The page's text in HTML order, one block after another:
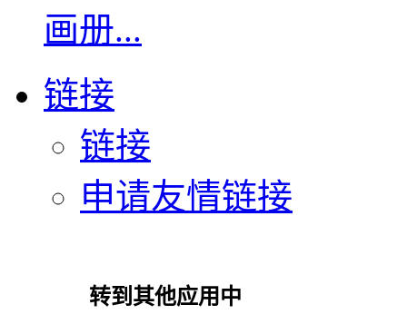
画册...
链接
链接
申请友情链接
转到其他应用中